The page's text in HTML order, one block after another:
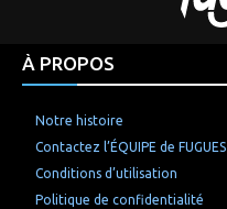
À PROPOS
Notre histoire
Contactez l’ÉQUIPE de FUGUES
Conditions d’utilisation
Politique de confidentialité